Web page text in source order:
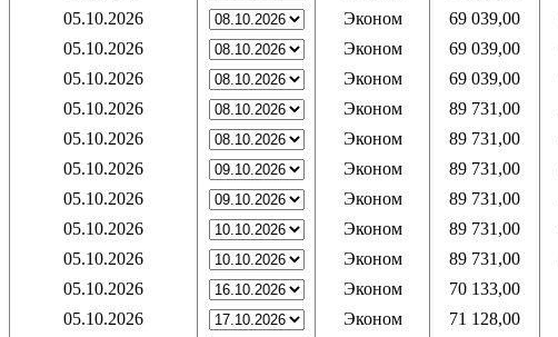
05.10.2026
Эконом 69 039,00
05.10.2026
Эконом 69 039,00
05.10.2026
Эконом 69 039,00
05.10.2026
Эконом 89 731,00
05.10.2026
Эконом 89 731,00
05.10.2026
Эконом 89 731,00
05.10.2026
Эконом 89 731,00
05.10.2026
Эконом 89 731,00
05.10.2026
Эконом 89 731,00
05.10.2026
Эконом 70 133,00
05.10.2026
Эконом 71 128,00